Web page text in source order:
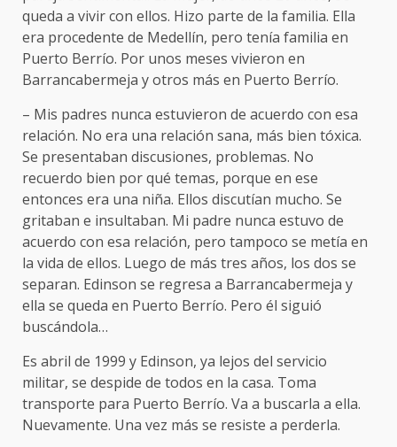
queda a vivir con ellos. Hizo parte de la familia. Ella
era procedente de Medellín, pero tenía familia en
Puerto Berrío. Por unos meses vivieron en
Barrancabermeja y otros más en Puerto Berrío.
– Mis padres nunca estuvieron de acuerdo con esa
relación. No era una relación sana, más bien tóxica.
Se presentaban discusiones, problemas. No
recuerdo bien por qué temas, porque en ese
entonces era una niña. Ellos discutían mucho. Se
gritaban e insultaban. Mi padre nunca estuvo de
acuerdo con esa relación, pero tampoco se metía en
la vida de ellos. Luego de más tres años, los dos se
separan. Edinson se regresa a Barrancabermeja y
ella se queda en Puerto Berrío. Pero él siguió
buscándola…
Es abril de 1999 y Edinson, ya lejos del servicio
militar, se despide de todos en la casa. Toma
transporte para Puerto Berrío. Va a buscarla a ella.
Nuevamente. Una vez más se resiste a perderla.